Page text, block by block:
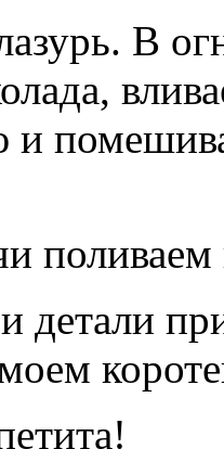
В
поливаем
детали